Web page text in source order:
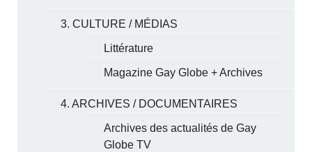
3. CULTURE / MÉDIAS
Littérature
Magazine Gay Globe + Archives
4. ARCHIVES / DOCUMENTAIRES
Archives des actualités de Gay
Globe TV